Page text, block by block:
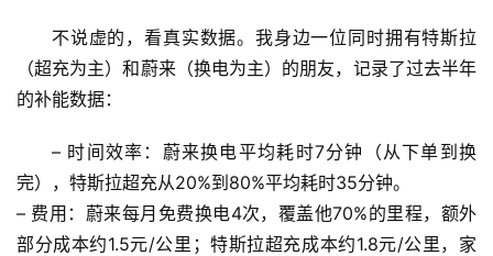
档
案
宙
天
文
不说虚的，看真实数据。我身边一位同时拥有特斯拉
（超充为主）和蔚来（换电为主）的朋友，记录了过去半年
的补能数据：
– 时间效率 ：蔚来换电平均耗时7分钟（从下单到换
完），特斯拉超充从20%到80%平均耗时35分钟。
– 费用 ：蔚来每月免费换电4次，覆盖他70%的里程，额外
部分成本约1.5元/公里；特斯拉超充成本约1.8元/公里，家